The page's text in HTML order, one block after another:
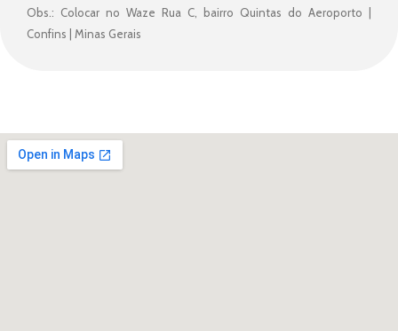
Obs.: Colocar no Waze Rua C, bairro Quintas do Aeroporto |
Confins | Minas Gerais